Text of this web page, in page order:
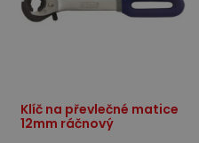
Klíč na převlečné matice
12mm ráčnový